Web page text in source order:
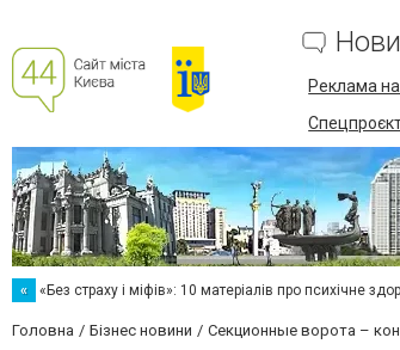
Реклама на
« «Без страху і міфів»: 10 матеріалів про психічне
Головна Бізнес новини Секционные ворота –